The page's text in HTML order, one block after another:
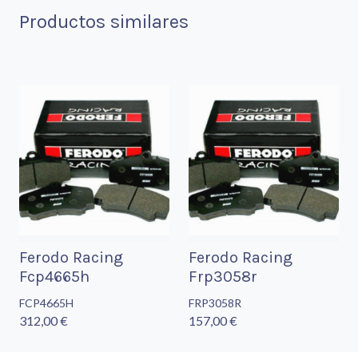
Productos similares
Ferodo Racing
Fcp4665h
FCP4665H
312,00 €
Ferodo Racing
Frp3058r
FRP3058R
157,00 €